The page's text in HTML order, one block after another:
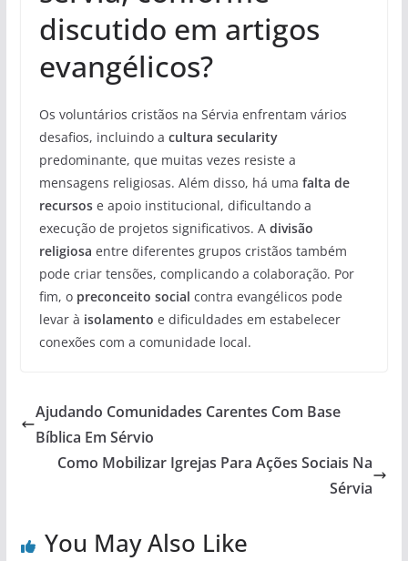
discutido em artigos
evangélicos?
Os voluntários cristãos na Sérvia enfrentam vários
desafios, incluindo a cultura secularity
predominante, que muitas vezes resiste a
mensagens religiosas. Além disso, há uma falta de
recursose apoio institucional, dificultando a
execução de projetos significativos. A divisão
religiosa entre diferentes grupos cristãos também
pode criar tensões, complicando a colaboração. Por
fim, o preconceito social contra evangélicos pode
levar à isolamento e dificuldades em estabelecer
conexões com a comunidade local.
Ajudando Comunidades Carentes Com Base
Bíblica Em Sérvio
Como Mobilizar Igrejas Para Ações Sociais Na
Sérvia
You May Also Like